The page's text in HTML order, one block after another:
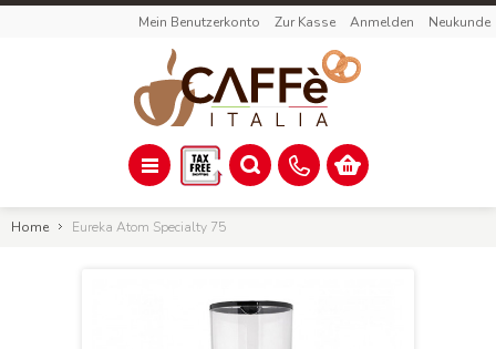
Mein Benutzerkonto Zur Kasse Anmelden Neukunde
Home Eureka Atom Specialty 75